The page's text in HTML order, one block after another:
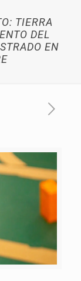
TIERRA
DEL
EN